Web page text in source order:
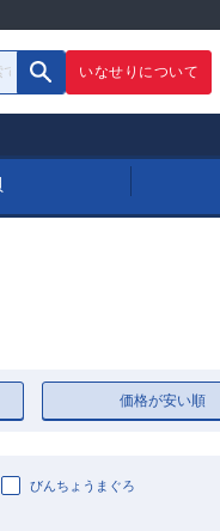
いなせりについて
価格が安い順
びんちょうまぐろ